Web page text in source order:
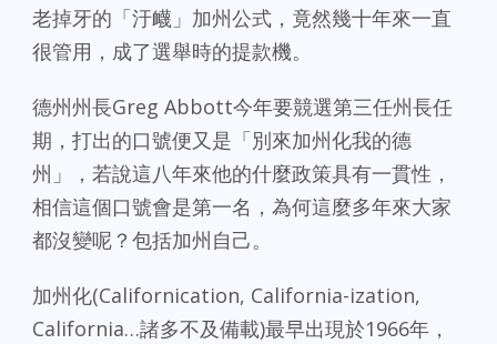
老掉牙的「汙衊」加州公式，竟然幾十年來一直
很管用，成了選舉時的提款機。
德州州長Greg Abbott今年要競選第三任州長任
期，打出的口號便又是「別來加州化我的德
州」，若說這八年來他的什麼政策具有一貫性，
相信這個口號會是第一名，為何這麼多年來大家
都沒變呢？包括加州自己。
加州化(Californication, California-ization,
California…諸多不及備載)最早出現於1966年，